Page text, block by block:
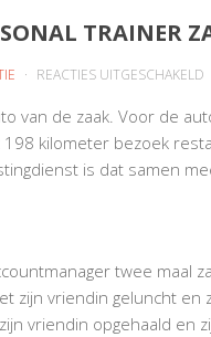
TRAINER
REACTIES UITGESCHAKELD
van de zaak. Voor de
kilometer bezoek
is dat samen
twee maal
zijn vriendin geluncht
vriendin opgehaald en